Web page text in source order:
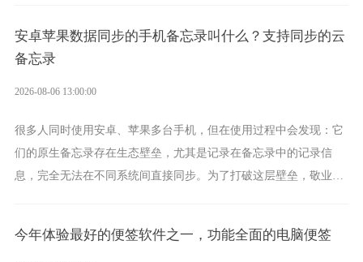
安卓苹果数据同步的手机备忘录叫什么？支持同步的云
备忘录
2026-08-06 13:00:00
很多人同时使用安卓、苹果多台手机，但在使用过程中会发现：它
们的原生备忘录存在生态壁垒，尤其是记录在备忘录中的记录信
息，完全无法在不同系统间直接同步。为了打破这层壁垒，敬业签
今年体验最好的便签软件之一，功能全面的电脑便签